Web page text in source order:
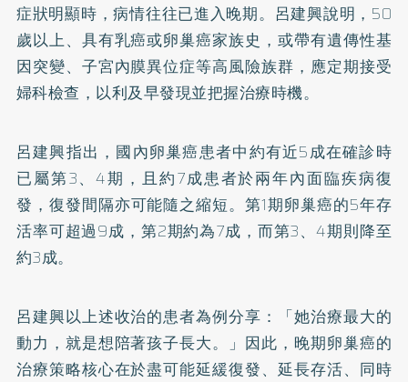
症狀明顯時，病情往往已進入晚期。呂建興說明，50
歲以上、具有乳癌或卵巢癌家族史，或帶有遺傳性基
因突變、子宮內膜異位症等高風險族群，應定期接受
婦科檢查，以利及早發現並把握治療時機。
呂建興指出，國內卵巢癌患者中約有近5成在確診時
已屬第3、4期，且約7成患者於兩年內面臨疾病復
發，復發間隔亦可能隨之縮短。第1期卵巢癌的5年存
活率可超過9成，第2期約為7成，而第3、4期則降至
約3成。
呂建興以上述收治的患者為例分享：「她治療最大的
動力，就是想陪著孩子長大。」因此，晚期卵巢癌的
治療策略核心在於盡可能延緩復發、延長存活、同時